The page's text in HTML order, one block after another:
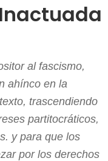
al fascismo,
ahínco en la
trascendiendo
partitocráticos,
y para que los
por los derechos